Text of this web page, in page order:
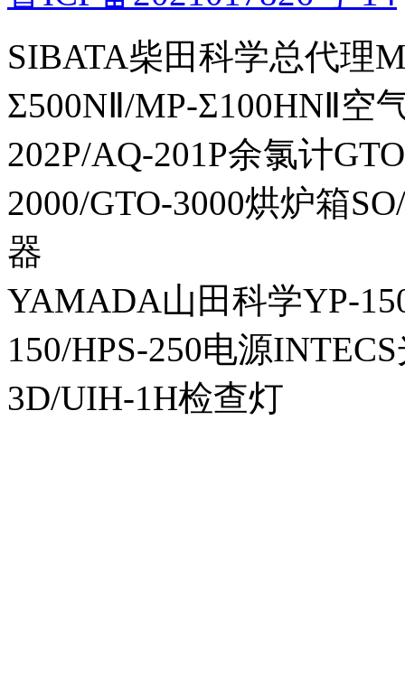
SIBATA柴田科学总代理
Σ500NⅡ/MP-Σ100HNⅡ空
202P/AQ-201P余氯计
2000/GTO-3000烘炉箱
器
YAMADA山田科学YP-
150/HPS-250电源
3D/UIH-1H检查灯